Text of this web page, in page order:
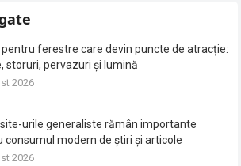
pentru ferestre care devin puncte de atracție:
storuri, pervazuri și lumină
2026
site-urile generaliste rămân importante
consumul modern de știri și articole
2026